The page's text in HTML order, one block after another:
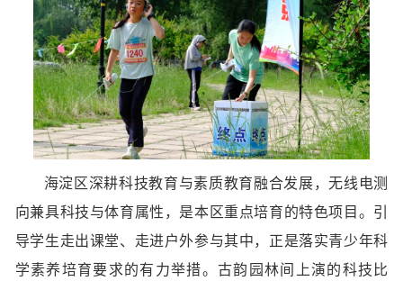
海淀区深耕科技教育与素质教育融合发展，无线电测
向兼具科技与体育属性，是本区重点培育的特色项目。引
导学生走出课堂、走进户外参与其中，正是落实青少年科
学素养培育要求的有力举措。古韵园林间上演的科技比